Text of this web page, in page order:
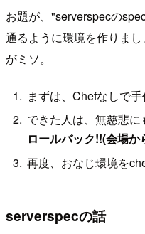
お題が、"serverspecの
通るように環境を作りま
がミソ。
まずは、Chefなしで
できた人は、無慈悲
ロールバック!!(会場か
再度、おなじ環境を
serverspecの話